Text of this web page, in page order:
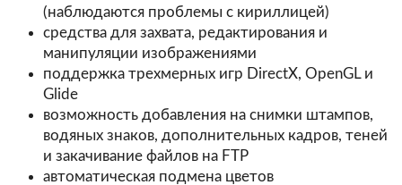
(наблюдаются проблемы с кириллицей)
средства для захвата, редактирования и
манипуляции изображениями
поддержка трехмерных игр DirectX, OpenGL и
Glide
возможность добавления на снимки штампов,
водяных знаков, дополнительных кадров, теней
и закачивание файлов на FTP
автоматическая подмена цветов